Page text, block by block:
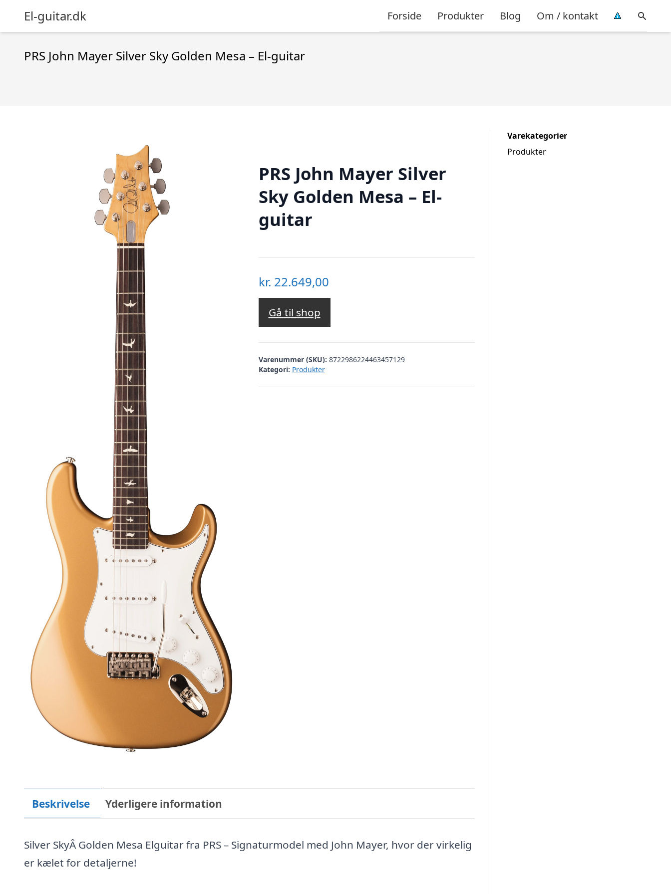
El-guitar.dk Forside Produkter Blog Om / kontakt
PRS John Mayer Silver Sky Golden Mesa – El-guitar
PRS John Mayer Silver
Sky Golden Mesa – El-
guitar
kr. 22.649,00
Gå til shop
Varenummer (SKU): 8722986224463457129
Kategori: Produkter
Beskrivelse Yderligere information
Silver SkyÂ Golden Mesa Elguitar fra PRS – Signaturmodel med John Mayer, hvor der virkelig
er kælet for detaljerne!
Varekategorier
Produkter